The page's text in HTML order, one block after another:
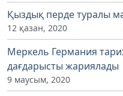
Қыздық перде туралы
12 қазан, 2020
Меркель Германия
дағдарысты жариялады
9 маусым, 2020